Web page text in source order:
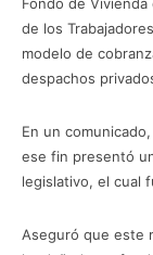
de los
modelo de
despachos
En un
ese fin presentó
legislativo, el cual
Aseguró que este